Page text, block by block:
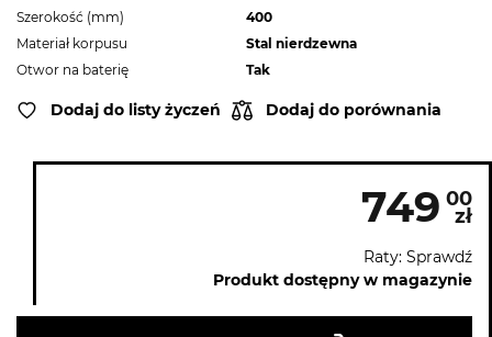
Szerokość (mm)
400
Materiał korpusu
Stal nierdzewna
Otwor na baterię
Tak
Dodaj do listy życzeń Dodaj do porównania
749 00
zł
Raty: Sprawdź
Produkt dostępny w magazynie